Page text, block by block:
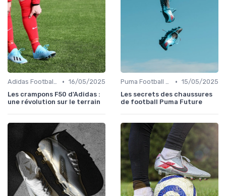
Adidas Football Boots • 16/05/2025
Les crampons F50 d'Adidas :
une révolution sur le terrain
Puma Football Boots • 15/05/2025
Les secrets des chaussures
de football Puma Future